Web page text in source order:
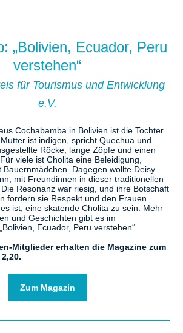
„Bolivien, Ecuador, Peru
verstehen“
für Tourismus und Entwicklung
e.V.
Cochabamba in Bolivien ist die Tochter
ist indigen, spricht Quechua und
Röcke, lange Zöpfe und einen
viele ist Cholita eine Beleidigung,
Bauernmädchen. Dagegen wollte Deisy
mit Freundinnen in dieser traditionellen
Resonanz war riesig, und ihre Botschaft
fordern sie Respekt und den Frauen
ist, eine skatende Cholita zu sein. Mehr
und Geschichten gibt es im
Ecuador, Peru verstehen“.
Mitglieder erhalten die Magazine zum
Zum Magazin